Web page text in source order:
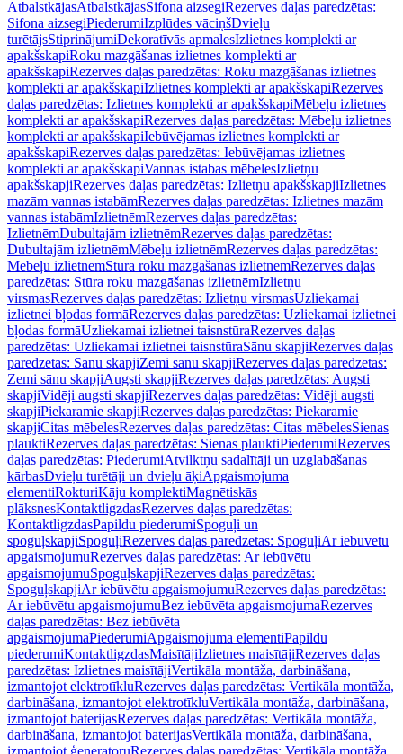
AtbalstkājasAtbalstkājasSifona aizsegiRezerves daļas paredzētas:
Sifona aizsegiPiederumiIzplūdes vāciņšDvieļu
turētājsStiprinājumiDekoratīvās apmalesIzlietnes komplekti ar
apakšskapiRoku mazgāšanas izlietnes komplekti ar
apakšskapiRezerves daļas paredzētas: Roku mazgāšanas izlietnes
komplekti ar apakšskapiIzlietnes komplekti ar apakšskapiRezerves
daļas paredzētas: Izlietnes komplekti ar apakšskapiMēbeļu izlietnes
komplekti ar apakšskapiRezerves daļas paredzētas: Mēbeļu izlietnes
komplekti ar apakšskapiIebūvējamas izlietnes komplekti ar
apakšskapiRezerves daļas paredzētas: Iebūvējamas izlietnes
komplekti ar apakšskapiVannas istabas mēbelesIzlietņu
apakšskapjiRezerves daļas paredzētas: Izlietņu apakšskapjiIzlietnes
mazām vannas istabāmRezerves daļas paredzētas: Izlietnes mazām
vannas istabāmIzlietnēmRezerves daļas paredzētas:
IzlietnēmDubultajām izlietnēmRezerves daļas paredzētas:
Dubultajām izlietnēmMēbeļu izlietnēmRezerves daļas paredzētas:
Mēbeļu izlietnēmStūra roku mazgāšanas izlietnēmRezerves daļas
paredzētas: Stūra roku mazgāšanas izlietnēmIzlietņu
virsmasRezerves daļas paredzētas: Izlietņu virsmasUzliekamai
izlietnei bļodas formāRezerves daļas paredzētas: Uzliekamai izlietnei
bļodas formāUzliekamai izlietnei taisnstūraRezerves daļas
paredzētas: Uzliekamai izlietnei taisnstūraSānu skapjiRezerves daļas
paredzētas: Sānu skapjiZemi sānu skapjiRezerves daļas paredzētas:
Zemi sānu skapjiAugsti skapjiRezerves daļas paredzētas: Augsti
skapjiVidēji augsti skapjiRezerves daļas paredzētas: Vidēji augsti
skapjiPiekaramie skapjiRezerves daļas paredzētas: Piekaramie
skapjiCitas mēbelesRezerves daļas paredzētas: Citas mēbelesSienas
plauktiRezerves daļas paredzētas: Sienas plauktiPiederumiRezerves
daļas paredzētas: PiederumiAtvilktņu sadalītāji un uzglabāšanas
kārbasDvieļu turētāji un dvieļu āķiApgaismojuma
elementiRokturiKāju komplektiMagnētiskās
plāksnesKontaktligzdasRezerves daļas paredzētas:
KontaktligzdasPapildu piederumiSpoguļi un
spoguļskapjiSpoguļiRezerves daļas paredzētas: SpoguļiAr iebūvētu
apgaismojumuRezerves daļas paredzētas: Ar iebūvētu
apgaismojumuSpoguļskapjiRezerves daļas paredzētas:
SpoguļskapjiAr iebūvētu apgaismojumuRezerves daļas paredzētas:
Ar iebūvētu apgaismojumuBez iebūvēta apgaismojumaRezerves
daļas paredzētas: Bez iebūvēta
apgaismojumaPiederumiApgaismojuma elementiPapildu
piederumiKontaktligzdasMaisītājiIzlietnes maisītājiRezerves daļas
paredzētas: Izlietnes maisītājiVertikāla montāža, darbināšana,
izmantojot elektrotīkluRezerves daļas paredzētas: Vertikāla montāža,
darbināšana, izmantojot elektrotīkluVertikāla montāža, darbināšana,
izmantojot baterijasRezerves daļas paredzētas: Vertikāla montāža,
darbināšana, izmantojot baterijasVertikāla montāža, darbināšana,
izmantojot ģeneratoruRezerves daļas paredzētas: Vertikāla montāža,